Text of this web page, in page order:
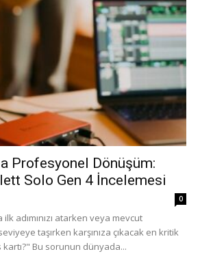
Profesyonel Dönüşüm:
Solo Gen 4 İncelemesi
0
adımınızı atarken veya mevcut
taşırken karşınıza çıkacak en kritik
Bu sorunun dünyada...